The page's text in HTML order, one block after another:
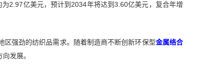
2.97亿美元，预计到2034年将达到3.60亿美元，复合年增
强劲的纺织品需求。随着制造商不断创新环保型金属络合
发展。